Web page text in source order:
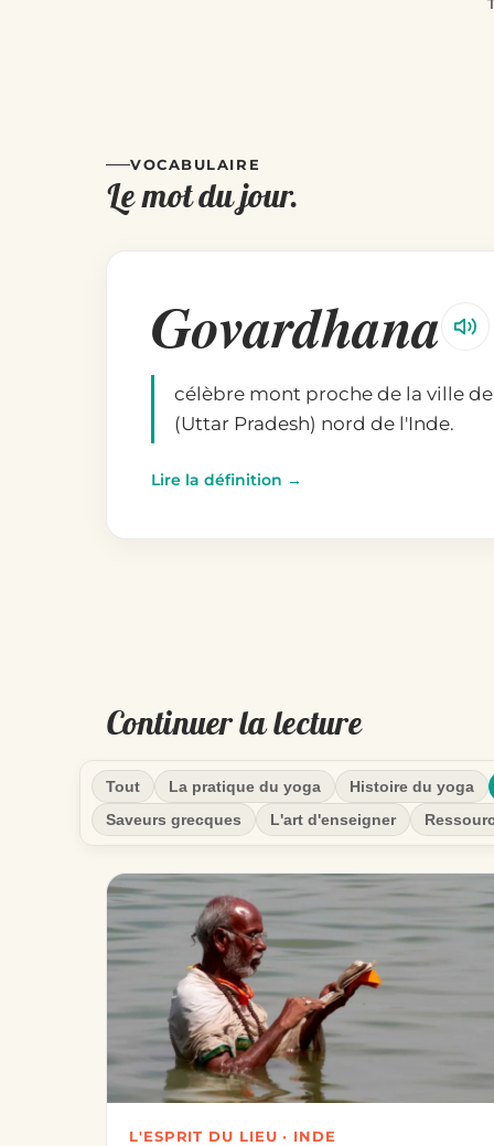
VOCABULAIRE
Le mot du jour.
Govardhana
célèbre mont proche de la ville
(Uttar Pradesh) nord de l'Inde.
Lire la définition →
Continuer la lecture
Tout La pratique du yoga
Histoire du yoga
Saveurs grecques
L'art d'enseigner
L'ESPRIT DU LIEU · INDE